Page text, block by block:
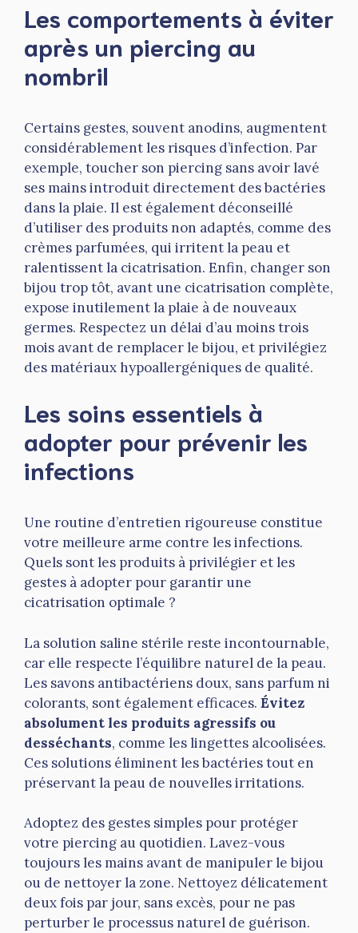
Les comportements à éviter
après un piercing au
nombril
Certains gestes, souvent anodins, augmentent
considérablement les risques d’infection. Par
exemple, toucher son piercing sans avoir lavé
ses mains introduit directement des bactéries
dans la plaie. Il est également déconseillé
d’utiliser des produits non adaptés, comme des
crèmes parfumées, qui irritent la peau et
ralentissent la cicatrisation. Enfin, changer son
bijou trop tôt, avant une cicatrisation complète,
expose inutilement la plaie à de nouveaux
germes. Respectez un délai d’au moins trois
mois avant de remplacer le bijou, et privilégiez
des matériaux hypoallergéniques de qualité.
Les soins essentiels à
adopter pour prévenir les
infections
Une routine d’entretien rigoureuse constitue
votre meilleure arme contre les infections.
Quels sont les produits à privilégier et les
gestes à adopter pour garantir une
cicatrisation optimale ?
La solution saline stérile reste incontournable,
car elle respecte l’équilibre naturel de la peau.
Les savons antibactériens doux, sans parfum ni
colorants, sont également efficaces. Évitez
absolument les produits agressifs ou
desséchants, comme les lingettes alcoolisées.
Ces solutions éliminent les bactéries tout en
préservant la peau de nouvelles irritations.
Adoptez des gestes simples pour protéger
votre piercing au quotidien. Lavez-vous
toujours les mains avant de manipuler le bijou
ou de nettoyer la zone. Nettoyez délicatement
deux fois par jour, sans excès, pour ne pas
perturber le processus naturel de guérison.